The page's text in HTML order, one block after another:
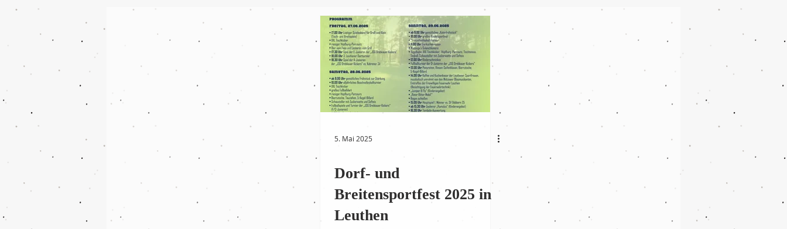
5. Mai 2025
Dorf- und
Breitensportfest 2025 in
Leuthen